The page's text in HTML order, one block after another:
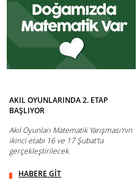
AKIL OYUNLARINDA 2. ETAP
BAŞLIYOR
Akıl Oyunları Matematik Yarışması'nın
ikinci etabı 16 ve 17 Şubat'ta
gerçekleştirilecek.
HABERE GİT